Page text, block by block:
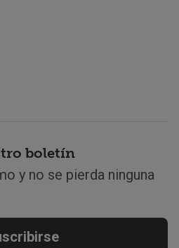
boletín
y no se pierda ninguna